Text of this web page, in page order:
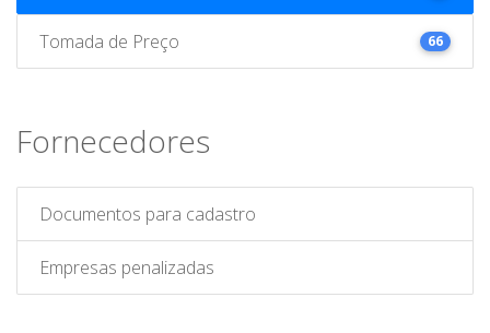
Tomada de Preço 66
Fornecedores
Documentos para cadastro
Empresas penalizadas